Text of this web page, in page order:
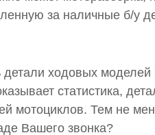
за наличные б/у
детали ходовых
статистика,
мотоциклов. Тем не
Вашего звонка?